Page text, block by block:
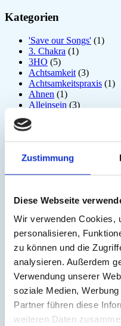
Zustimmung
Diese Webseite
Wir verwenden Cookies,
personalisieren,
zu können und die
analysieren. Außerdem
Verwendung unserer
soziale Medien,
Partner führen diese
weiteren Daten
Kategorien
'Save our Songs' (1)
3. Chakra (1)
3HO (5)
Achtsamkeit (3)
Achtsamkeitspraxis (1)
Ahnen (1)
Alleinsein (3)
Amrit Vela
Astrologie(1)
Aufrichtung(2)
Autonomes
Ayurveda(6)
Balance (5)
Beinpflege(1)
Berührung(1)
Besinnlichkeit(1)
(1)
Bewusstsein (2)
Beziehung(5)